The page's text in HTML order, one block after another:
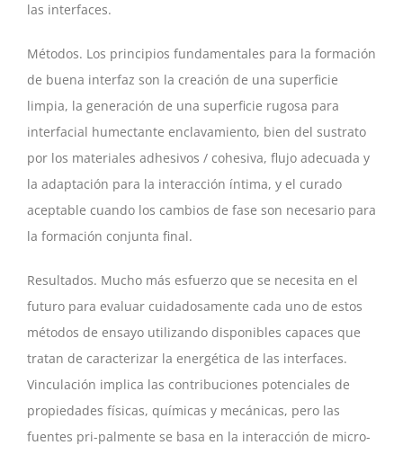
las interfaces.
Métodos. Los principios fundamentales para la formación
de buena interfaz son la creación de una superficie
limpia, la generación de una superficie rugosa para
interfacial humectante enclavamiento, bien del sustrato
por los materiales adhesivos / cohesiva, flujo adecuada y
la adaptación para la interacción íntima, y el curado
aceptable cuando los cambios de fase son necesario para
la formación conjunta final.
Resultados. Mucho más esfuerzo que se necesita en el
futuro para evaluar cuidadosamente cada uno de estos
métodos de ensayo utilizando disponibles capaces que
tratan de caracterizar la energética de las interfaces.
Vinculación implica las contribuciones potenciales de
propiedades físicas, químicas y mecánicas, pero las
fuentes pri-palmente se basa en la interacción de micro-